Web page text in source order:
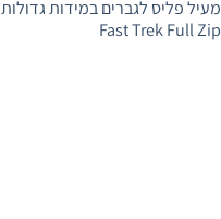
מעיל פליס לגברים במידות גדולות
Fast Trek Full Zip